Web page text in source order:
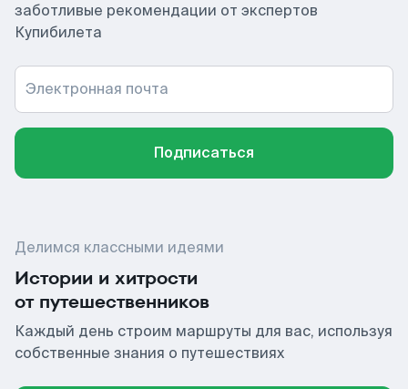
заботливые рекомендации от экспертов
Купибилета
Электронная почта
Подписаться
Делимся классными идеями
Истории и хитрости
от путешественников
Каждый день строим маршруты для вас, используя
собственные знания о путешествиях